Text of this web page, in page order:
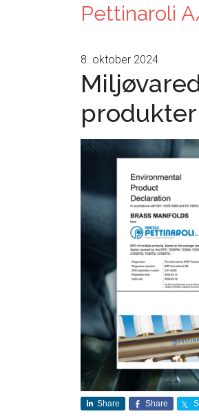
Pettinaroli
8. oktober 2024
Share Share